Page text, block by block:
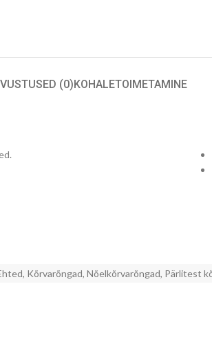
(0)KOHALETOIMETAMINE
, Kõrvarõngad, Nõelkõrvarõngad, Pärlitest